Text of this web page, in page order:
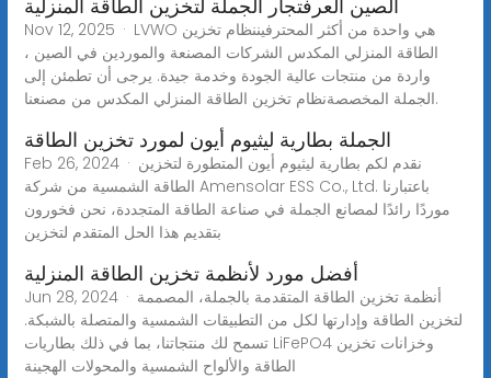
الصين العرفتجار الجملة لتخزين الطاقة المنزلية
Nov 12, 2025 · LVWO هي واحدة من أكثر المحترفيننظام تخزين
الطاقة المنزلي المكدس الشركات المصنعة والموردين في الصين ،
واردة من منتجات عالية الجودة وخدمة جيدة. يرجى أن تطمئن إلى
الجملة المخصصةنظام تخزين الطاقة المنزلي المكدس من مصنعنا.
الجملة بطارية ليثيوم أيون لمورد تخزين الطاقة
Feb 26, 2024 · نقدم لكم بطارية ليثيوم أيون المتطورة لتخزين
الطاقة الشمسية من شركة Amensolar ESS Co., Ltd. باعتبارنا
موردًا رائدًا لمصانع الجملة في صناعة الطاقة المتجددة، نحن فخورون
بتقديم هذا الحل المتقدم لتخزين
أفضل مورد لأنظمة تخزين الطاقة المنزلية
Jun 28, 2024 · أنظمة تخزين الطاقة المتقدمة بالجملة، المصممة
لتخزين الطاقة وإدارتها لكل من التطبيقات الشمسية والمتصلة بالشبكة.
تسمح لك منتجاتنا، بما في ذلك بطاريات LiFePO4 وخزانات تخزين
الطاقة والألواح الشمسية والمحولات الهجينة